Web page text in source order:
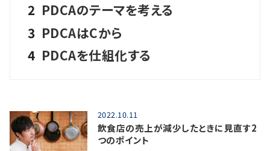
2 PDCAのテーマを考える
3 PDCAはCから
4 PDCAを仕組化する
2022.10.11
飲食店の売上が減少したときに見直す2
つのポイント